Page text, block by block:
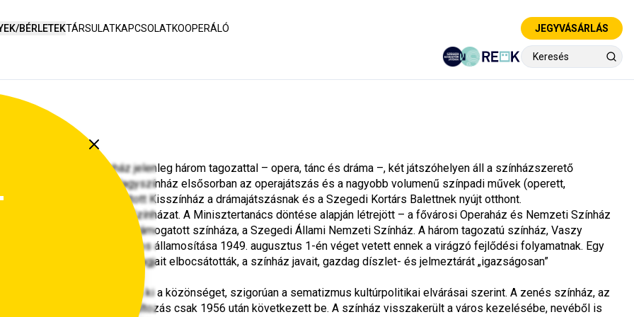
BÉRLETEKTÁRSULATKAPCSOLATKOOPERÁLÓ JEGYVÁSÁRLÁS
Nemzeti Színház jelenleg három tagozattal – opera, tánc és dráma –, két játszóhelyen áll a színházszerető
680 nézőt befogadó Nagyszínház elsősorban az operajátszás és a nagyobb volumenű színpadi művek (operett,
2005-ben felújított Kisszínház a drámajátszásnak és a Szegedi Kortárs Balettnek nyújt otthont.
a szegedi Városi Színházat. A Minisztertanács döntése alapján létrejött – a fővárosi Operaház és Nemzeti Színház
állami szubvencióval támogatott színháza, a Szegedi Állami Nemzeti Színház. A három tagozatú színház, Vaszy
vidéki színházak országos államosítása 1949. augusztus 1-én véget vetett ennek a virágzó fejlődési folyamatnak. Egy
az együttesek tagjait elbocsátották, a színház javait, gazdag díszlet- és jelmeztárát „igazságosan”
prózai együttes szolgálta ki a közönséget, szigorúan a sematizmus kultúrpolitikai elvárásai szerint. A zenés színház, az
egyidejűleg. Jelentős változás csak 1956 után következett be. A színház visszakerült a város kezelésébe, nevéből is